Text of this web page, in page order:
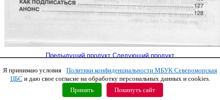
Предыдущий продукт Следующий продукт
Copyright © 2011 МБУК СЦБС
Я принимаю условия
Политики конфиденциальности МБУК Североморская
ЦБС и даю свое согласие на обработку персональных данных и cookies.
Принять
Покинуть сайт